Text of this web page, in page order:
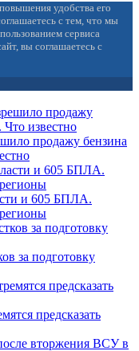
удобства его
с тем, что мы
сервиса
вы соглашаетесь с
продажу бензина
и 605 БПЛА.
за подготовку
предсказать